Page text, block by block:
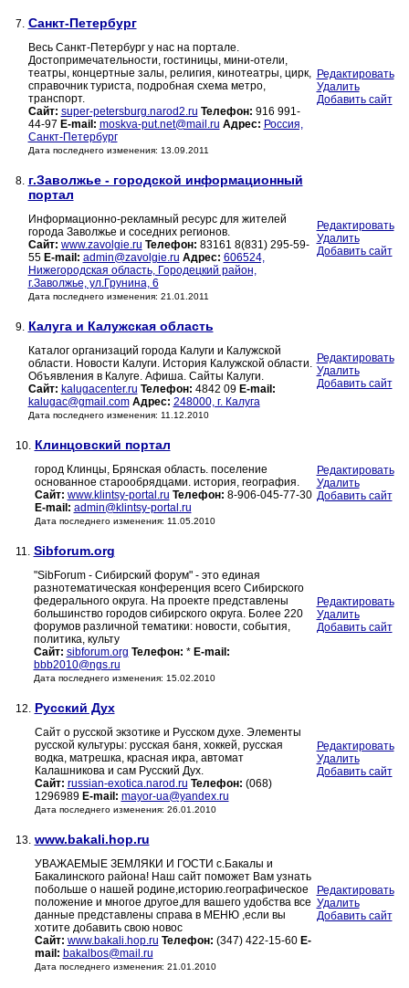
7. Санкт-Петербург
Весь Санкт-Петербург у нас на портале.
Достопримечательности, гостиницы, мини-отели,
театры, концертные залы, религия, кинотеатры, цирк,
справочник туриста, подробная схема метро,
транспорт.
Сайт: super-petersburg.narod2.ru Телефон: 916 991-
44-97 E-mail: moskva-put.net@mail.ru Адрес: Россия,
Санкт-Петербург
Дата последнего изменения: 13.09.2011
Редактировать
Удалить
Добавить сайт
8. г.Заволжье - городской информационный
портал
Информационно-рекламный ресурс для жителей
города Заволжье и соседних регионов.
Сайт: www.zavolgie.ru Телефон: 83161 8(831) 295-59-
55 E-mail: admin@zavolgie.ru Адрес: 606524,
Нижегородская область, Городецкий район,
г.Заволжье, ул.Грунина, 6
Дата последнего изменения: 21.01.2011
Редактировать
Удалить
Добавить сайт
9. Калуга и Калужская область
Каталог организаций города Калуги и Калужской
области. Новости Калуги. История Калужской области.
Объявления в Калуге. Афиша. Сайты Калуги.
Сайт: kalugacenter.ru Телефон: 4842 09 E-mail:
kalugac@gmail.com Адрес: 248000, г. Калуга
Дата последнего изменения: 11.12.2010
Редактировать
Удалить
Добавить сайт
10. Клинцовский портал
город Клинцы, Брянская область. поселение
основанное старообрядцами. история, география.
Сайт: www.klintsy-portal.ru Телефон: 8-906-045-77-30
E-mail: admin@klintsy-portal.ru
Дата последнего изменения: 11.05.2010
Редактировать
Удалить
Добавить сайт
11. Sibforum.org
"SibForum - Сибирский форум" - это единая
разнотематическая конференция всего Сибирского
федерального округа. На проекте представлены
большинство городов сибирского округа. Более 220
форумов различной тематики: новости, события,
политика, культу
Сайт: sibforum.org Телефон: * E-mail:
bbb2010@ngs.ru
Дата последнего изменения: 15.02.2010
Редактировать
Удалить
Добавить сайт
12. Русский Дух
Сайт о русской экзотике и Русском духе. Элементы
русской культуры: русская баня, хоккей, русская
водка, матрешка, красная икра, автомат
Калашникова и сам Русский Дух.
Сайт: russian-exotica.narod.ru Телефон: (068)
1296989 E-mail: mayor-ua@yandex.ru
Дата последнего изменения: 26.01.2010
Редактировать
Удалить
Добавить сайт
13. www.bakali.hop.ru
УВАЖАЕМЫЕ ЗЕМЛЯКИ И ГОСТИ с.Бакалы и
Бакалинского района! Наш сайт поможет Вам узнать
побольше о нашей родине,историю.географическое
положение и многое другое,для вашего удобства все
данные представлены справа в МЕНЮ ,если вы
хотите добавить свою новос
Сайт: www.bakali.hop.ru Телефон: (347) 422-15-60 E-
mail: bakalbos@mail.ru
Дата последнего изменения: 21.01.2010
Редактировать
Удалить
Добавить сайт